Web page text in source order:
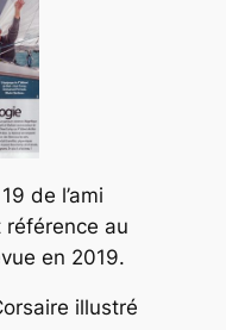
de l’ami
au
en 2019.
illustré